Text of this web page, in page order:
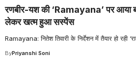
रणबीर-यश की ‘Ramayana’ पर आया
लेकर खत्म हुआ सस्पेंस
Ramayana: नितेश तिवारी के निर्देशन में तैयार हो रही
ByPriyanshi Soni